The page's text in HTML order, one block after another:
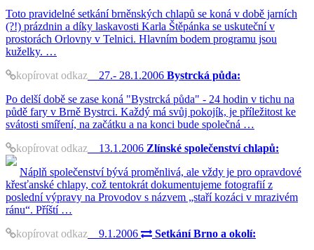
Toto pravidelné setkání brněnských chlapů se koná v době jarních
(?!) prázdnin a díky laskavosti Karla Štěpánka se uskuteční v
prostorách Orlovny v Telnici. Hlavním bodem programu jsou
kuželky. …
kopírovat odkaz 27.- 28.1.2006 Bystrcká půda:
Po delší době se zase koná "Bystrcká půda" - 24 hodin v tichu na
půdě fary v Brně Bystrci. Každý má svůj pokojík, je příležitost ke
svátosti smíření, na začátku a na konci bude společná …
kopírovat odkaz 13.1.2006 Zlínské společenství chlapů:
Náplň společenství bývá proměnlivá, ale vždy je pro opravdové
křesťanské chlapy, což tentokrát dokumentujeme fotografií z
poslední výpravy na Provodov s názvem „staří kozáci v mrazivém
ránu“. Příští …
kopírovat odkaz 9.1.2006
Setkání Brno a okolí: